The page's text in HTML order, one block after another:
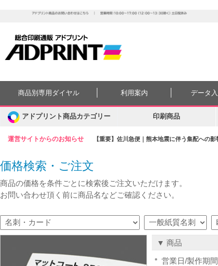
運営サイトからのお知らせ 【重要】佐川急便｜熊本地震に伴う集配への
商品別専用ダイヤル 利用案内 データ
アドプリント商品カテゴリー 印刷商品
価格検索・ご注文
商品の価格を条件ごとに検索後ご注文いただけます。
お問い合わせ頂く前に商品名などご確認ください。
▼ 商品
営業日/製作期間